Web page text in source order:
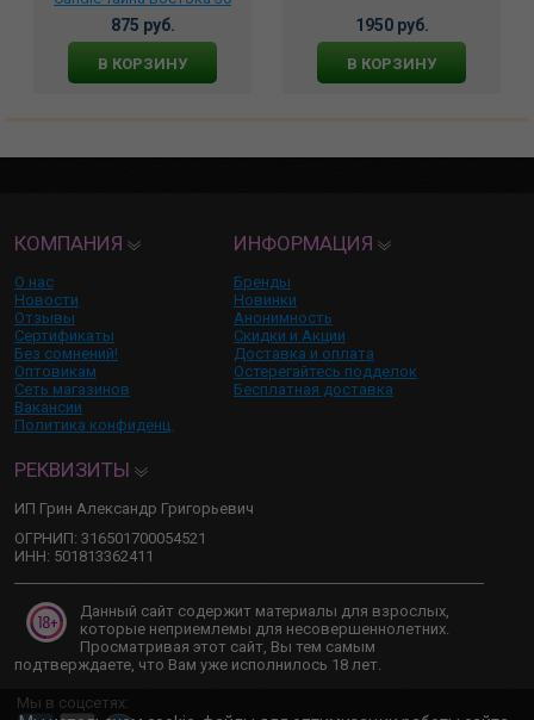
мл., BMN-0073
875 руб.
В КОРЗИНУ
1950 руб.
В КОРЗИНУ
КОМПАНИЯ
О нас
Новости
Отзывы
Сертификаты
Без сомнений!
Оптовикам
Сеть магазинов
Вакансии
Политика конфиденц.
ИНФОРМАЦИЯ
Бренды
Новинки
Анонимность
Скидки и Акции
Доставка и оплата
Остерегайтесь подделок
Бесплатная доставка
РЕКВИЗИТЫ
ИП Грин Александр Григорьевич
ОГРНИП: 316501700054521
ИНН: 501813362411
Данный сайт содержит материалы для взрослых,
которые неприемлемы для несовершеннолетних.
Просматривая этот сайт, Вы тем самым
подтверждаете, что Вам уже исполнилось 18 лет.
Мы в соцсетях: